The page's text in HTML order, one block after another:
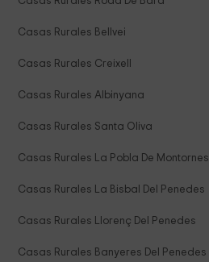
Casas Rurales Bellvei
Casas Rurales Creixell
Casas Rurales Albinyana
Casas Rurales Santa Oliva
Casas Rurales La Pobla De Montornes
Casas Rurales La Bisbal Del Penedes
Casas Rurales Llorenç Del Penedes
Casas Rurales Banyeres Del Penedes